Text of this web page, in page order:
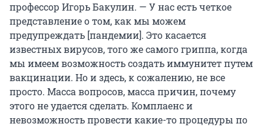
профессор Игорь Бакулин. — У нас есть четкое
представление о том, как мы можем
предупреждать [пандемии]. Это касается
известных вирусов, того же самого гриппа, когда
мы имеем возможность создать иммунитет путем
вакцинации. Но и здесь, к сожалению, не все
просто. Масса вопросов, масса причин, почему
этого не удается сделать. Комплаенс и
невозможность провести какие-то процедуры по